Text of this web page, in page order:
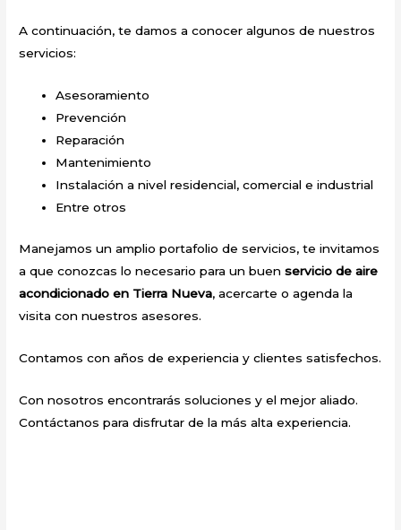
A continuación, te damos a conocer algunos de nuestros
servicios:
Asesoramiento
Prevención
Reparación
Mantenimiento
Instalación a nivel residencial, comercial e industrial
Entre otros
Manejamos un amplio portafolio de servicios, te invitamos
a que conozcas lo necesario para un buenservicio de aire
acondicionado en Tierra Nueva, acercarte o agenda la
visita con nuestros asesores.
Contamos con años de experiencia y clientes satisfechos.
Con nosotros encontrarás soluciones y el mejor aliado.
Contáctanos para disfrutar de la más alta experiencia.